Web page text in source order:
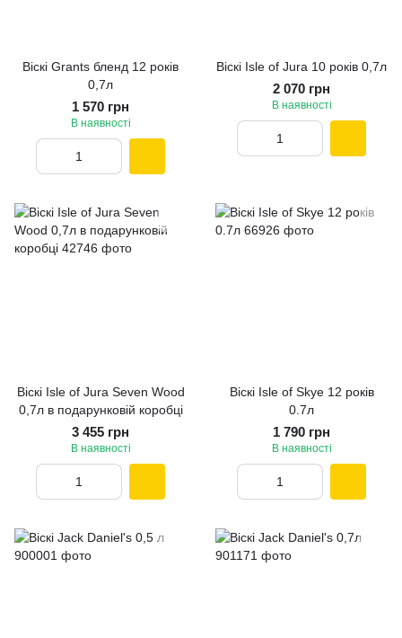
Віскі Grants бленд 12 років
0,7л
1 570 грн
В наявності
Віскі Isle of Jura 10 років 0,7л
2 070 грн
В наявності
Віскі Isle of Jura Seven Wood
0,7л в подарунковій коробці
3 455 грн
В наявності
Віскі Isle of Skye 12 років
0.7л
1 790 грн
В наявності